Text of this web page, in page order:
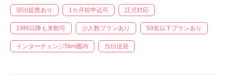
宿泊提携あり 1カ月前申込可 託児対応
19時以降も来館可 少人数プランあり 50名以下プランあり
インターチェンジ5km圏内 当日送迎